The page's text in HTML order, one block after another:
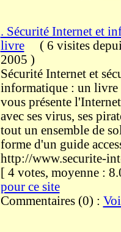
. Sécurité Internet et
livre(6 visites
2005 )
Sécurité Internet et
informatique : un livre
vous présente
avec ses virus, ses
tout un ensemble de
forme d'un guide
http://www.securite-
[ 4 votes, moyenne
pour ce site
Commentaires (0) :